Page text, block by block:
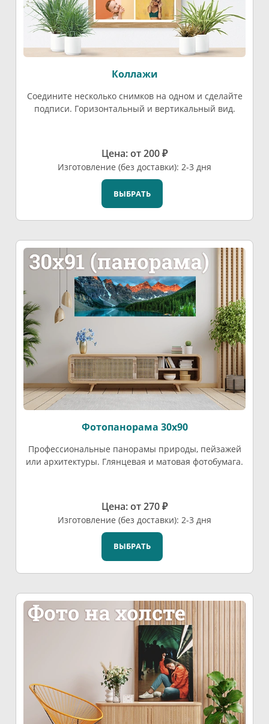
Коллажи
Соедините несколько снимков на одном и сделайте
подписи. Горизонтальный и вертикальный вид.
Цена: от 200 ₽
Изготовление (без доставки): 2-3 дня
ВЫБРАТЬ
Фотопанорама 30х90
Профессиональные панорамы природы, пейзажей
или архитектуры. Глянцевая и матовая фотобумага.
Цена: от 270 ₽
Изготовление (без доставки): 2-3 дня
ВЫБРАТЬ